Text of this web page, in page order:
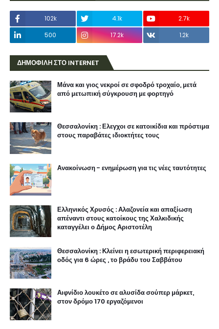
102k 4.1k
2.7k
500
17.2k 1.2k
ΔΗΜΟΦΙΛΗ ΣΤΟ INTERNET
Μάνα και γιος νεκροί σε σφοδρό τροχαίο, μετά
από μετωπική σύγκρουση με φορτηγό
Θεσσαλονίκη : Ελεγχοι σε κατοικίδια και πρόστιμα
στους παραβάτες ιδιοκτήτες τους
Ανακοίνωση - ενημέρωση για τις νέες ταυτότητες
Ελληνικός Χρυσός : Αλαζονεία και απαξίωση
απέναντι στους κατοίκους της Χαλκιδικής
καταγγέλει ο Δήμος Αριστοτέλη
Θεσσαλονίκη : Κλείνει η εσωτερική περιφερειακή
οδός για 6 ώρες , το βράδυ του Σαββάτου
Αιφνίδιο λουκέτο σε αλυσίδα σούπερ μάρκετ,
στον δρόμο 170 εργαζόμενοι